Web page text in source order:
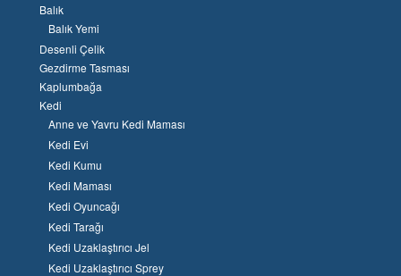
Balık
Balık Yemi
Desenli Çelik
Gezdirme Tasması
Kaplumbağa
Kedi
Anne ve Yavru Kedi Maması
Kedi Evi
Kedi Kumu
Kedi Maması
Kedi Oyuncağı
Kedi Tarağı
Kedi Uzaklaştırıcı Jel
Kedi Uzaklaştırıcı Sprey